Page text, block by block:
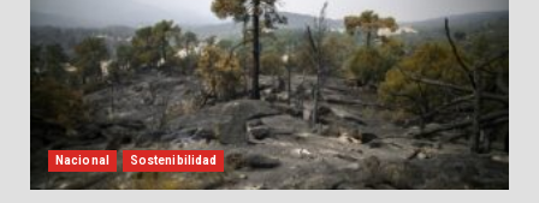
Nacional Sostenibilidad